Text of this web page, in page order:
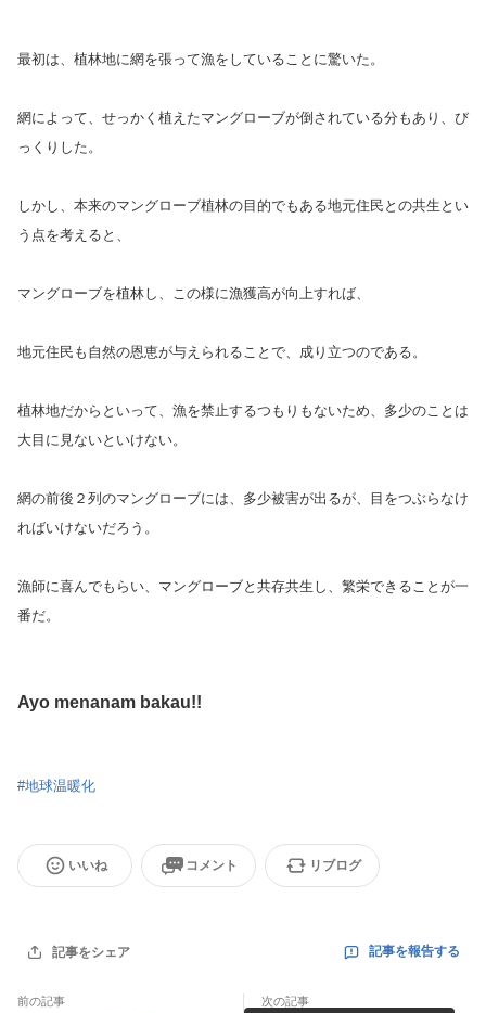
最初は、植林地に網を張って漁をしていることに驚いた。
網によって、せっかく植えたマングローブが倒されている分もあり、び
っくりした。
しかし、本来のマングローブ植林の目的でもある地元住民との共生とい
う点を考えると、
マングローブを植林し、この様に漁獲高が向上すれば、
地元住民も自然の恩恵が与えられることで、成り立つのである。
植林地だからといって、漁を禁止するつもりもないため、多少のことは
大目に見ないといけない。
網の前後２列のマングローブには、多少被害が出るが、目をつぶらなけ
ればいけないだろう。
漁師に喜んでもらい、マングローブと共存共生し、繁栄できることが一
番だ。
Ayo menanam bakau!!
#地球温暖化
いいね コメント リブログ
記事をシェア 記事を報告する
前の記事 次の記事